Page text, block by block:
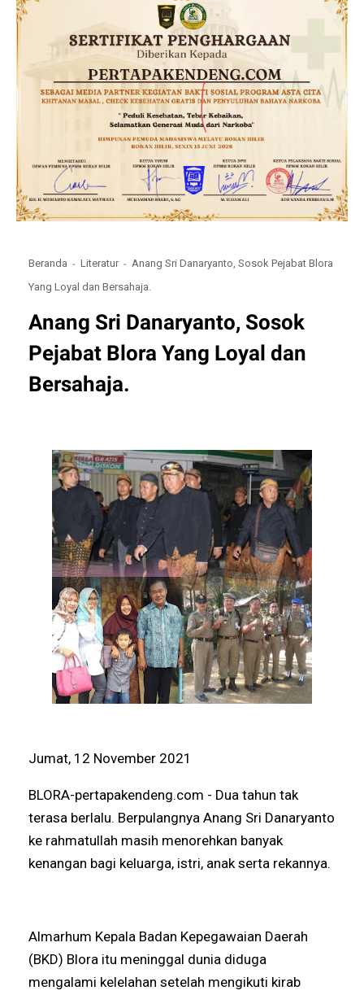
Beranda Literatur
Anang Sri Danaryanto, Sosok Pejabat Blora
Yang Loyal dan Bersahaja.
Anang Sri Danaryanto, Sosok
Pejabat Blora Yang Loyal dan
Bersahaja.
Jumat, 12 November 2021
BLORA-pertapakendeng.com - Dua tahun tak
terasa berlalu. Berpulangnya Anang Sri Danaryanto
ke rahmatullah masih menorehkan banyak
kenangan bagi keluarga, istri, anak serta rekannya.
Almarhum Kepala Badan Kepegawaian Daerah
(BKD) Blora itu meninggal dunia diduga
mengalami kelelahan setelah mengikuti kirab